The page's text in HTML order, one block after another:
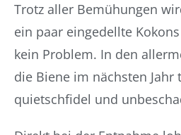
Trotz aller Bemühungen
ein paar eingedellte
kein Problem. In den
die Biene im nächsten Jahr
quietschfidel und